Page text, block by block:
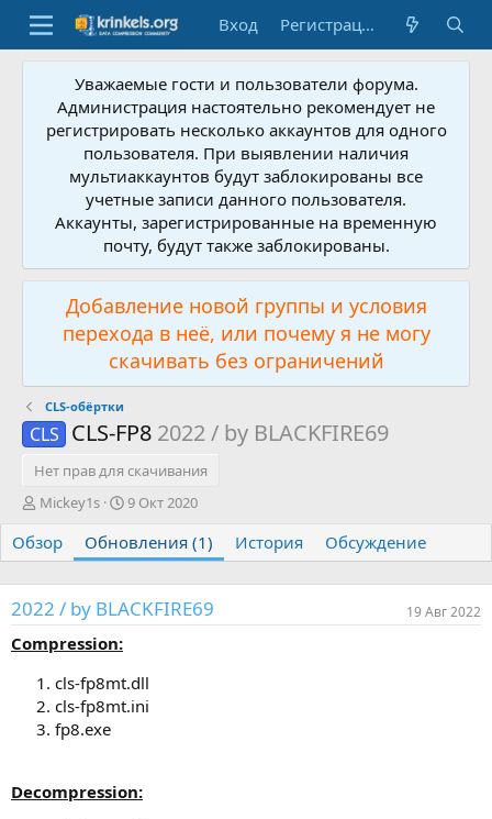
Вход Регистрация
Уважаемые гости и пользователи форума.
Администрация настоятельно рекомендует не
регистрировать несколько аккаунтов для одного
пользователя. При выявлении наличия
мультиаккаунтов будут заблокированы все
учетные записи данного пользователя.
Аккаунты, зарегистрированные на временную
почту, будут также заблокированы.
Добавление новой группы и условия
перехода в неё, или почему я не могу
скачивать без ограничений
CLS-обёртки
CLS CLS-FP8 2022 / by BLACKFIRE69
Нет прав для скачивания
А
т
о
р
Mickey1s
Д
т
а
с
о
з
н
и
9 Окт 2020
Обзор Обновления (1) История Обсуждение
2022 / by BLACKFIRE69 19 Авг 2022
Compression:
cls-fp8mt.dll
cls-fp8mt.ini
fp8.exe
Decompression: